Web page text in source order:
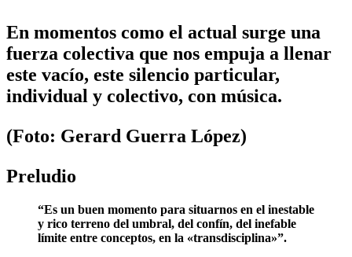
En momentos como el actual surge una
fuerza colectiva que nos empuja a llenar
este vacío, este silencio particular,
individual y colectivo, con música.
(Foto: Gerard Guerra López)
Preludio
“Es un buen momento para situarnos en el inestable
y rico terreno del umbral, del confín, del inefable
límite entre conceptos, en la «transdisciplina»”.